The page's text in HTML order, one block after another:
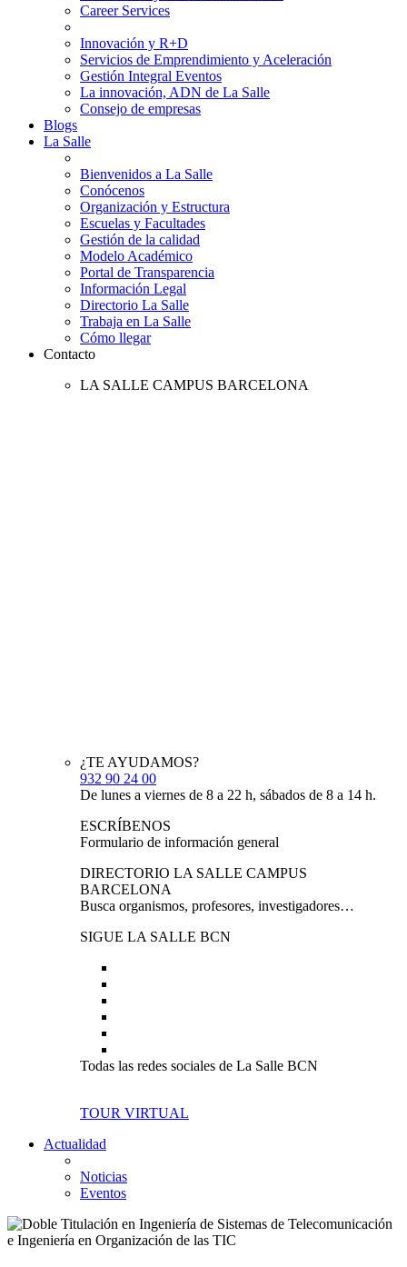
Career Services
Innovación y R+D
Servicios de Emprendimiento y Aceleración
Gestión Integral Eventos
La innovación, ADN de La Salle
Consejo de empresas
Blogs
La Salle
Bienvenidos a La Salle
Conócenos
Organización y Estructura
Escuelas y Facultades
Gestión de la calidad
Modelo Académico
Portal de Transparencia
Información Legal
Directorio La Salle
Trabaja en La Salle
Cómo llegar
Contacto
LA SALLE CAMPUS BARCELONA
¿TE AYUDAMOS?
932 90 24 00
De lunes a viernes de 8 a 22 h, sábados de 8 a 14 h.
ESCRÍBENOS
Formulario de información general
DIRECTORIO LA SALLE CAMPUS
BARCELONA
Busca organismos, profesores, investigadores…
SIGUE LA SALLE BCN
Todas las redes sociales de La Salle BCN
TOUR VIRTUAL
Actualidad
Noticias
Eventos